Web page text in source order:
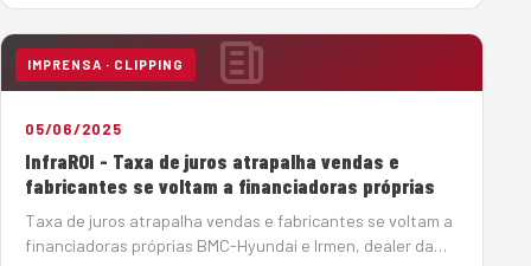
os investimentos devem somar R$ 1,02 tri…
IMPRENSA · CLIPPING
05/06/2025
InfraROI - Taxa de juros atrapalha vendas e
fabricantes se voltam a financiadoras próprias
Taxa de juros atrapalha vendas e fabricantes se voltam a
financiadoras próprias BMC-Hyundai e Irmen, dealer da